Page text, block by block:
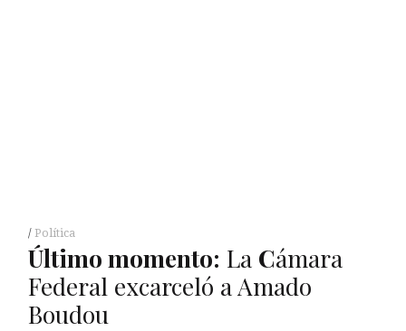
Política
Último momento: La Cámara
Federal excarceló a Amado
Boudou